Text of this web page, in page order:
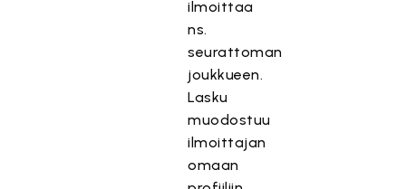
ilmoittaa
ns.
seurattoman
joukkueen.
Lasku
muodostuu
ilmoittajan
omaan